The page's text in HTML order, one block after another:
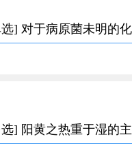
] 对于病原菌未明的
] 阳黄之热重于湿的主